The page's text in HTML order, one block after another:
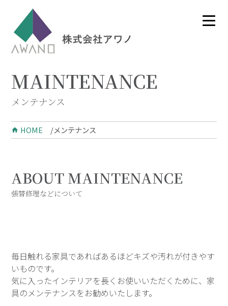
MAINTENANCE
メンテナンス
HOME メンテナンス
ABOUT MAINTENANCE
張替修理などについて
毎日触れる家具であればあるほどキズや汚れが付きやす
いものです。
気に入ったインテリアを長くお使いいただくために、家
具のメンテナンスをお勧めいたします。